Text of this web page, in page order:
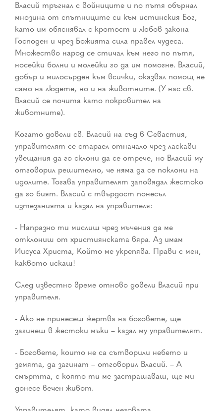
Власий тръгнал с войниците и по пътя обърнал
мнозина от спътниците си към истинския Бог,
като им обяснявал с кротост и любов закона
Господен и чрез Божията сила правел чудеса.
Множество народ се стичал към него по пътя,
носейки болни и молейки го да им помогне. Власий,
добър и милосърден към всички, оказвал помощ не
само на людете, но и на животните. (У нас св.
Власий се почита като покровител на
животните).
Когато довели св. Власий на съд в Севастия,
управителят се стараел отначало чрез ласкави
увещания да го склони да се отрече, но Власий му
отговорил решително, че няма да се поклони на
идолите. Тогава управителят заповядал жестоко
да го бият. Власий с твърдост понесъл
изтезанията и казал на управителя:
- Напразно ти мислиш чрез мъчения да ме
отклониш от християнската вяра. Аз имам
Иисуса Христа, Който ме укрепява. Прави с мен,
каквото искаш!
След известно време отново довели Власий при
управителя.
- Ако не принесеш жертва на боговете, ще
загинеш в жестоки мъки – казал му управителят.
- Боговете, които не са сътворили небето и
земята, да загинат – отговорил Власий. – А
смъртта, с която ти ме застрашаваш, ще ми
донесе вечен живот.